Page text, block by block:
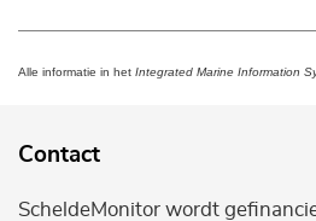
Alle informatie in het Integrated Marine Information
Contact
ScheldeMonitor wordt